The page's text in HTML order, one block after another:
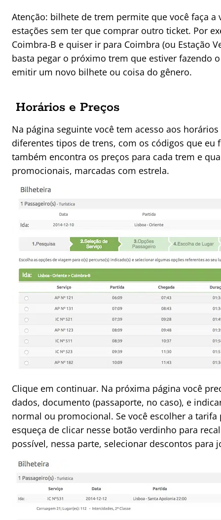
Atenção: bilhete de trem permite que você faça a
estações sem ter que comprar outro ticket. Por
Coimbra-B e quiser ir para Coimbra (ou Estação
basta pegar o próximo trem que estiver fazendo
emitir um novo bilhete ou coisa do gênero.
Horários e Preços
Na página seguinte você tem acesso aos
diferentes tipos de trens, com os códigos que eu
também encontra os preços para cada trem e
promocionais, marcadas com estrela.
Clique em continuar. Na próxima página você
dados, documento (passaporte, no caso), e
normal ou promocional. Se você escolher a
esqueça de clicar nesse botão verdinho para
possível, nessa parte, selecionar descontos para